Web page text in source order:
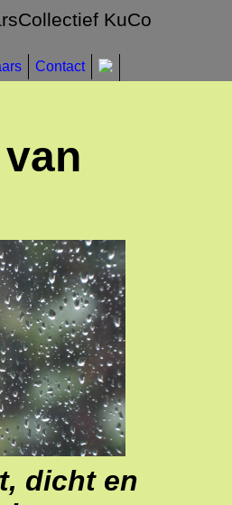
KuCo
Contact
dicht en